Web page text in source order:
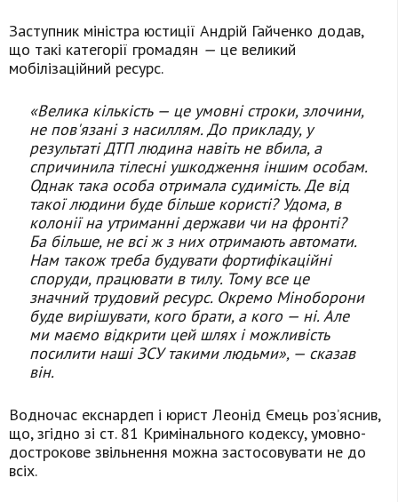
Заступник міністра юстиції Андрій Гайченко додав,
що такі категорії громадян — це великий
мобілізаційний ресурс.
«Велика кількість — це умовні строки, злочини,
не пов'язані з насиллям. До прикладу, у
результаті ДТП людина навіть не вбила, а
спричинила тілесні ушкодження іншим особам.
Однак така особа отримала судимість. Де від
такої людини буде більше користі? Удома, в
колонії на утриманні держави чи на фронті?
Ба більше, не всі ж з них отримають автомати.
Нам також треба будувати фортифікаційні
споруди, працювати в тилу. Тому все це
значний трудовий ресурс. Окремо Міноборони
буде вирішувати, кого брати, а кого — ні. Але
ми маємо відкрити цей шлях і можливість
посилити наші ЗСУ такими людьми», — сказав
він.
Водночас екснардеп і юрист Леонід Ємець роз’яснив,
що, згідно зі ст. 81 Кримінального кодексу, умовно-
дострокове звільнення можна застосовувати не до
всіх.